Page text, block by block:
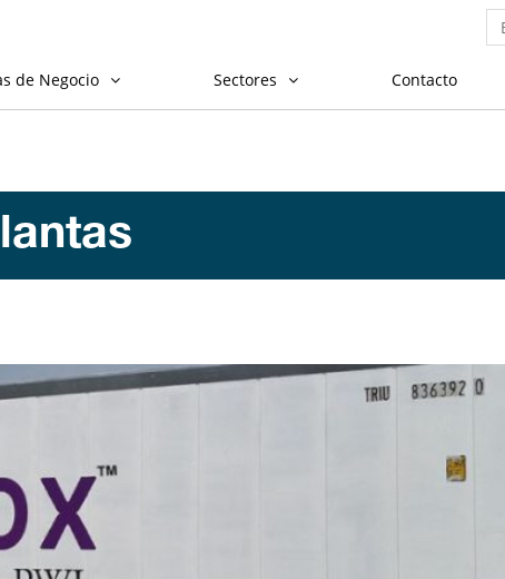
de Negocio Sectores Contacto